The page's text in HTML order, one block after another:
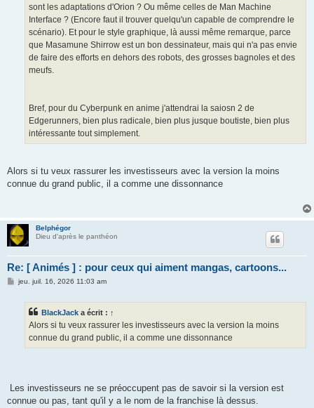
sont les adaptations d'Orion ? Ou même celles de Man Machine
Interface ? (Encore faut il trouver quelqu'un capable de comprendre le
scénario). Et pour le style graphique, là aussi même remarque, parce
que Masamune Shirrow est un bon dessinateur, mais qui n'a pas envie
de faire des efforts en dehors des robots, des grosses bagnoles et des
meufs.
Bref, pour du Cyberpunk en anime j'attendrai la saiosn 2 de
Edgerunners, bien plus radicale, bien plus jusque boutiste, bien plus
intéressante tout simplement.
Alors si tu veux rassurer les investisseurs avec la version la moins
connue du grand public, il a comme une dissonnance
Belphégor
Dieu d'après le panthéon
Re: [ Animés ] : pour ceux qui aiment mangas, cartoons...
Mjeu. juil. 16, 2026 11:03 am
BlackJack a écrit : ↑
Alors si tu veux rassurer les investisseurs avec la version la moins
connue du grand public, il a comme une dissonnance
Les investisseurs ne se préoccupent pas de savoir si la version est
connue ou pas, tant qu'il y a le nom de la franchise là dessus.